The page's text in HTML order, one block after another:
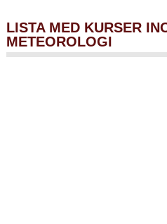
LISTA MED KURSER
METEOROLOGI